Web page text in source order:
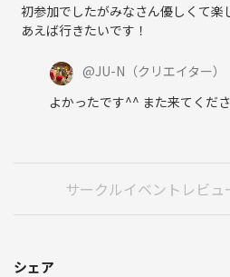
初参加でしたがみなさん優しくて
あえば行きたいです！
@JU-N （クリエイター）
よかったです^^ また来てくだ
サークルイベントレビュ
シェア